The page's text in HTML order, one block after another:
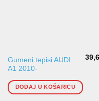
Gumeni tepisi AUDI
A1 2010-
DODAJ U KOŠARICU